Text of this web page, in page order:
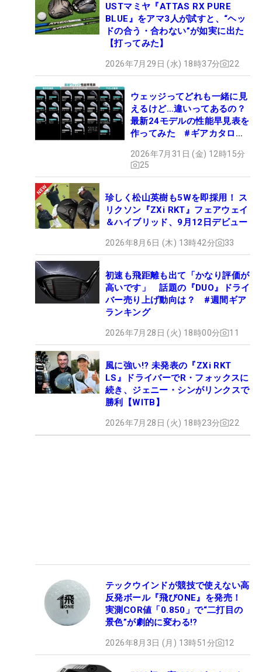
USTマミヤ『ATTAS RX PURE
BLUE』をアマ3人が試すと、“ヘッ
ドの合う・合わない”が如実に出た
【打ってみた】
2026年7月29日 (水) 18時37分 22
ウェッジってどれも一緒に見
えるけど…違いってあるの？
最新24モデルの性能早見表を
作ってみた #ギアカタログ
2026年7月31日 (金) 12時15分
25
珍しく松山英樹も5Wを即採用！ ス
リクソン『ZXi RKT』フェアウェイ
＆ハイブリッド、9月12日デビュー
2026年8月6日 (木) 13時42分 33
初速も飛距離も出て「かなり評価が
高いです」 話題の『DUO』ドライ
バー売り上げ動向は？ #週間ギア
ランキング
2026年7月28日 (火) 18時00分 11
風に強い!? 未発表の『ZXi RKT
LS』ドライバーでR・フォックスに
続き、ジェニー・シンがリンクスで
勝利【WITB】
2026年7月28日 (火) 18時23分 22
テックウインドが競技で使えない高
反発ボール『飛びONE』を発売！
実測COR値「0.850」で“二打目の
景色”が劇的に変わる!?
2026年8月3日 (月) 13時51分 12